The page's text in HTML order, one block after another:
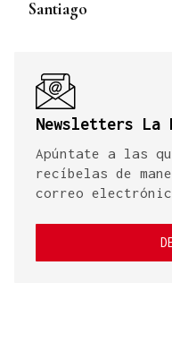
Santiago
Newsletters La
Apúntate a las
recíbelas de
correo